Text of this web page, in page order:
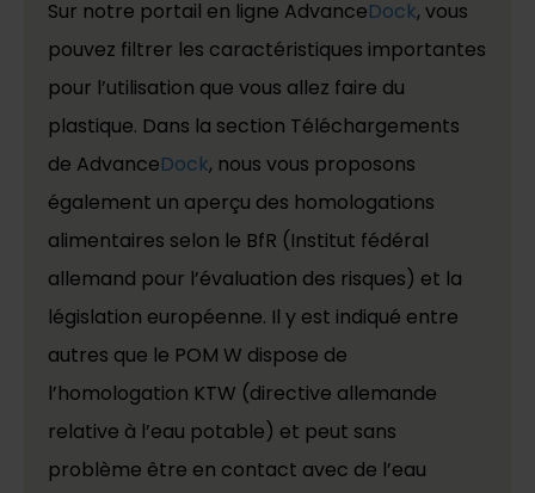
Sur notre portail en ligne AdvanceDock, vous
pouvez filtrer les caractéristiques importantes
pour l’utilisation que vous allez faire du
plastique. Dans la section Téléchargements
de AdvanceDock, nous vous proposons
également un aperçu des homologations
alimentaires selon le BfR (Institut fédéral
allemand pour l’évaluation des risques) et la
législation européenne. Il y est indiqué entre
autres que le POM W dispose de
l’homologation KTW (directive allemande
relative à l’eau potable) et peut sans
problème être en contact avec de l’eau